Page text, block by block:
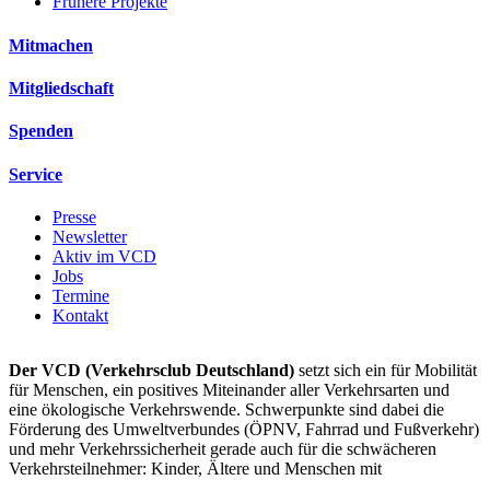
Mitmachen
Mitgliedschaft
Spenden
Service
Presse
Newsletter
Aktiv im VCD
Jobs
Termine
Kontakt
Der VCD (Verkehrsclub Deutschland) setzt sich ein für Mobilität
für Menschen, ein positives Miteinander aller Verkehrsarten und
eine ökologische Verkehrswende. Schwerpunkte sind dabei die
Förderung des Umweltverbundes (ÖPNV, Fahrrad und Fußverkehr)
und mehr Verkehrssicherheit gerade auch für die schwächeren
Verkehrsteilnehmer: Kinder, Ältere und Menschen mit